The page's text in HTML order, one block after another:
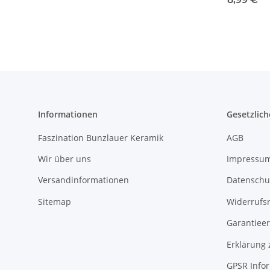
Informationen
Faszination Bunzlauer Keramik
Wir über uns
Versandinformationen
Sitemap
AGB
Erklärung
GPSR